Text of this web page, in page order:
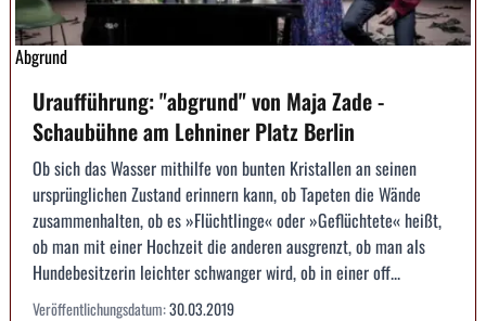
Abgrund
Uraufführung: "abgrund" von Maja Zade -
Schaubühne am Lehniner Platz Berlin
Ob sich das Wasser mithilfe von bunten Kristallen an seinen
ursprünglichen Zustand erinnern kann, ob Tapeten die Wände
zusammenhalten, ob es »Flüchtlinge« oder »Geflüchtete« heißt,
ob man mit einer Hochzeit die anderen ausgrenzt, ob man als
Hundebesitzerin leichter schwanger wird, ob in einer off...
Veröffentlichungsdatum:30.03.2019